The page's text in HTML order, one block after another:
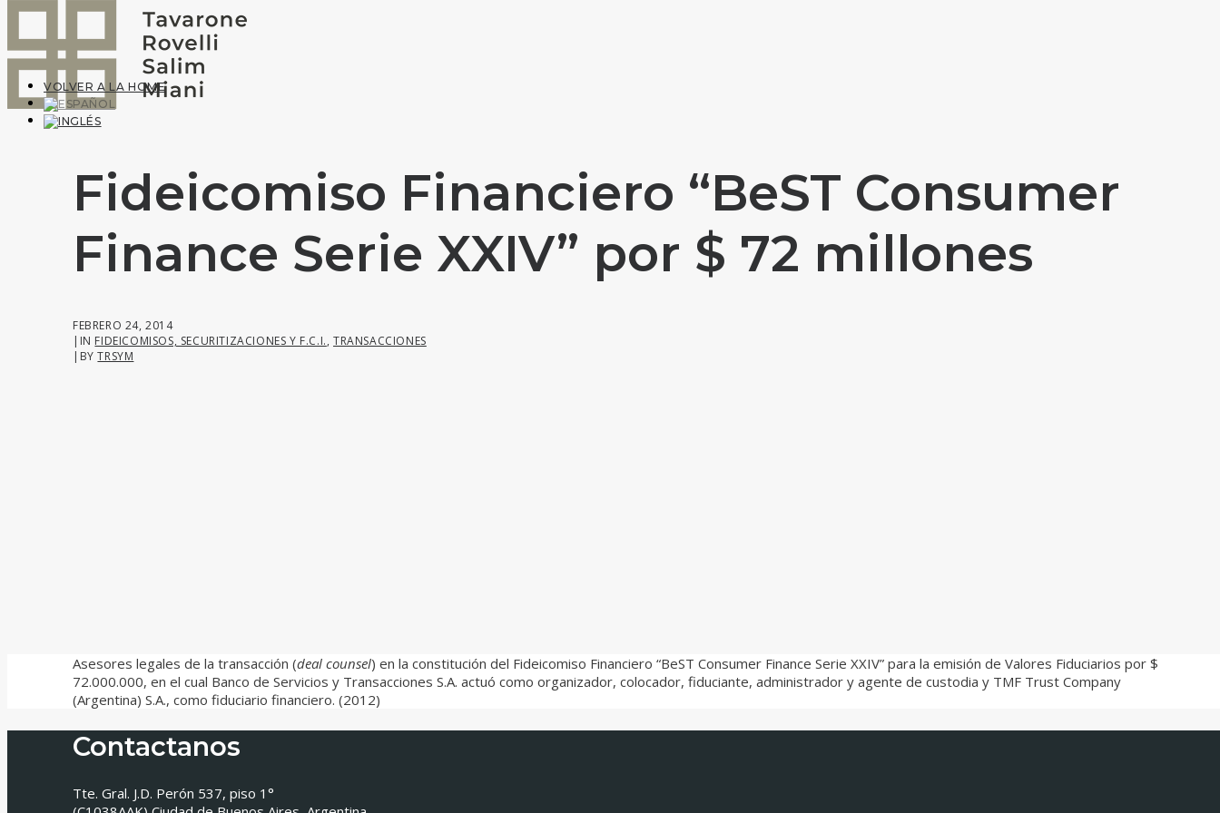
VOLVER A LA HOME
Fideicomiso Financiero “BeST Consumer
Finance Serie XXIV” por $ 72 millones
FEBRERO 24, 2014
| IN FIDEICOMISOS, SECURITIZACIONES Y F.C.I.,TRANSACCIONES
| BYTRSYM
Asesores legales de la transacción (deal counsel) en la constitución del Fideicomiso Financiero “BeST Consumer Finance Serie XXIV” para la emisión de Valores Fiduciarios por $
72.000.000, en el cual Banco de Servicios y Transacciones S.A. actuó como organizador, colocador, fiduciante, administrador y agente de custodia y TMF Trust Company
(Argentina) S.A., como fiduciario financiero. (2012)
Contactanos
Tte. Gral. J.D. Perón 537, piso 1°